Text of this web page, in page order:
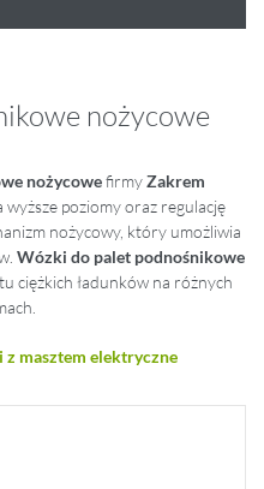
nożycowe
nożycowefirmyZakrem
poziomy oraz regulację
nożycowy, który umożliwia
Wózki do palet podnośnikowe
ciężkich ładunków na różnych
z masztem elektryczne